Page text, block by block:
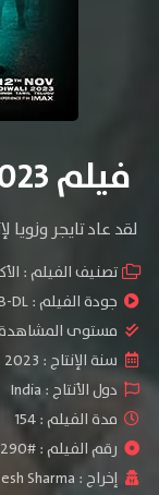
فيلم Tiger 3 2023 مترجم
لقد عاد تايجر
تصنيف الفيلم :
جودة الفيلم :DL
مستوى
سنة الإنتاج : 2023
دول الأنتاج : India
مدة الفيلم : 154
رقم الفيلم : #234290
إخراج : Sharma